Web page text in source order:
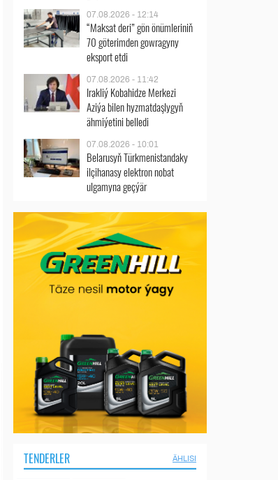
07.08.2026 - 12:14
“Maksat deri” gön önümleriniň
70 göterimden gowragyny
eksport etdi
07.08.2026 - 11:42
Irakliý Kobahidze Merkezi
Aziýa bilen hyzmatdaşlygyň
ähmiýetini belledi
07.08.2026 - 10:01
Belarusyň Türkmenistandaky
ilçihanasy elektron nobat
ulgamyna geçýär
TENDERLER ÄHLISI